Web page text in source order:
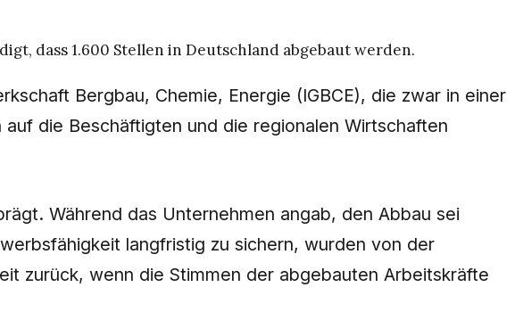
dass 1.600 Stellen in Deutschland abgebaut werden.
Bergbau, Chemie, Energie (IGBCE), die zwar in einer
die Beschäftigten und die regionalen Wirtschaften
Während das Unternehmen angab, den Abbau sei
langfristig zu sichern, wurden von der
zurück, wenn die Stimmen der abgebauten Arbeitskräfte